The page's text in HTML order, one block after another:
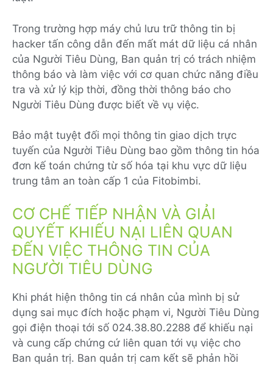
Trong trường hợp máy chủ lưu trữ thông tin bị
hacker tấn công dẫn đến mất mát dữ liệu cá nhân
của Người Tiêu Dùng, Ban quản trị có trách nhiệm
thông báo và làm việc với cơ quan chức năng điều
tra và xử lý kịp thời, đồng thời thông báo cho
Người Tiêu Dùng được biết về vụ việc.
Bảo mật tuyệt đối mọi thông tin giao dịch trực
tuyến của Người Tiêu Dùng bao gồm thông tin hóa
đơn kế toán chứng từ số hóa tại khu vực dữ liệu
trung tâm an toàn cấp 1 của Fitobimbi.
CƠ CHẾ TIẾP NHẬN VÀ GIẢI
QUYẾT KHIẾU NẠI LIÊN QUAN
ĐẾN VIỆC THÔNG TIN CỦA
NGƯỜI TIÊU DÙNG
Khi phát hiện thông tin cá nhân của mình bị sử
dụng sai mục đích hoặc phạm vi, Người Tiêu Dùng
gọi điện thoại tới số 024.38.80.2288 để khiếu nại
và cung cấp chứng cứ liên quan tới vụ việc cho
Ban quản trị. Ban quản trị cam kết sẽ phản hồi